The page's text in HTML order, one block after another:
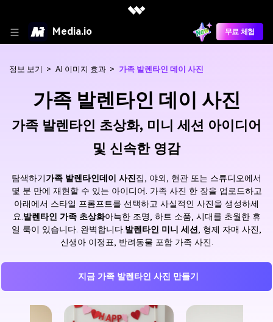
Media.io 무료 체험
정보 보기 > AI 이미지 효과 > 가족 발렌타인 데이 사진
가족 발렌타인 데이 사진
가족 발렌타인 초상화, 미니 세션 아이디어
및 신속한 영감
탐색하기가족 발렌타인데이 사진집, 야외, 현관 또는 스튜디오에서
몇 분 만에 재현할 수 있는 아이디어. 가족 사진 한 장을 업로드하고
아래에서 스타일 프롬프트를 선택하고 사실적인 사진을 생성하세
요.발렌타인 가족 초상화아늑한 조명, 하트 소품, 시대를 초월한 휴
일 룩이 있습니다. 완벽합니다.발렌타인 미니 세션, 형제 자매 사진,
신생아 이정표, 반려동물 포함 가족 사진.
지금 가족 발렌타인 사진 만들기